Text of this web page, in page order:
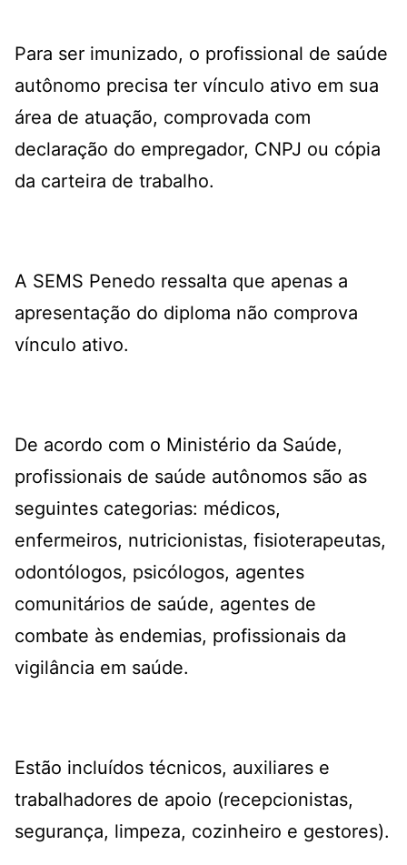
Para ser imunizado, o profissional de saúde
autônomo precisa ter vínculo ativo em sua
área de atuação, comprovada com
declaração do empregador, CNPJ ou cópia
da carteira de trabalho.
A SEMS Penedo ressalta que apenas a
apresentação do diploma não comprova
vínculo ativo.
De acordo com o Ministério da Saúde,
profissionais de saúde autônomos são as
seguintes categorias: médicos,
enfermeiros, nutricionistas, fisioterapeutas,
odontólogos, psicólogos, agentes
comunitários de saúde, agentes de
combate às endemias, profissionais da
vigilância em saúde.
Estão incluídos técnicos, auxiliares e
trabalhadores de apoio (recepcionistas,
segurança, limpeza, cozinheiro e gestores).